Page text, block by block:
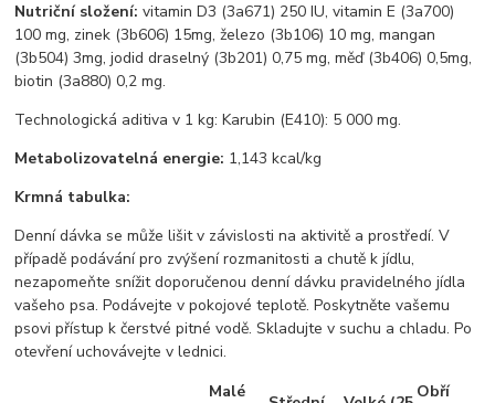
Nutriční složení: vitamin D3 (3a671) 250 IU, vitamin E (3a700)
100 mg, zinek (3b606) 15mg, železo (3b106) 10 mg, mangan
(3b504) 3mg, jodid draselný (3b201) 0,75 mg, měď (3b406) 0,5mg,
biotin (3a880) 0,2 mg.
Technologická aditiva v 1 kg: Karubin (E410): 5 000 mg.
Metabolizovatelná energie: 1,143 kcal/kg
Krmná tabulka:
Denní dávka se může lišit v závislosti na aktivitě a prostředí. V
případě podávání pro zvýšení rozmanitosti a chutě k jídlu,
nezapomeňte snížit doporučenou denní dávku pravidelného jídla
vašeho psa. Podávejte v pokojové teplotě. Poskytněte vašemu
psovi přístup k čerstvé pitné vodě. Skladujte v suchu a chladu. Po
otevření uchovávejte v lednici.
Malé
Obří